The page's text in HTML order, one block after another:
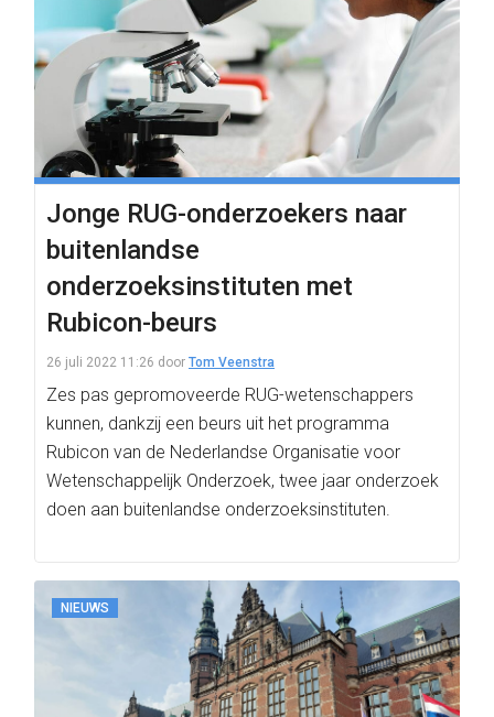
Jonge RUG-onderzoekers naar
buitenlandse
onderzoeksinstituten met
Rubicon-beurs
26 juli 2022 11:26 door Tom Veenstra
Zes pas gepromoveerde RUG-wetenschappers
kunnen, dankzij een beurs uit het programma
Rubicon van de Nederlandse Organisatie voor
Wetenschappelijk Onderzoek, twee jaar onderzoek
doen aan buitenlandse onderzoeksinstituten.
NIEUWS